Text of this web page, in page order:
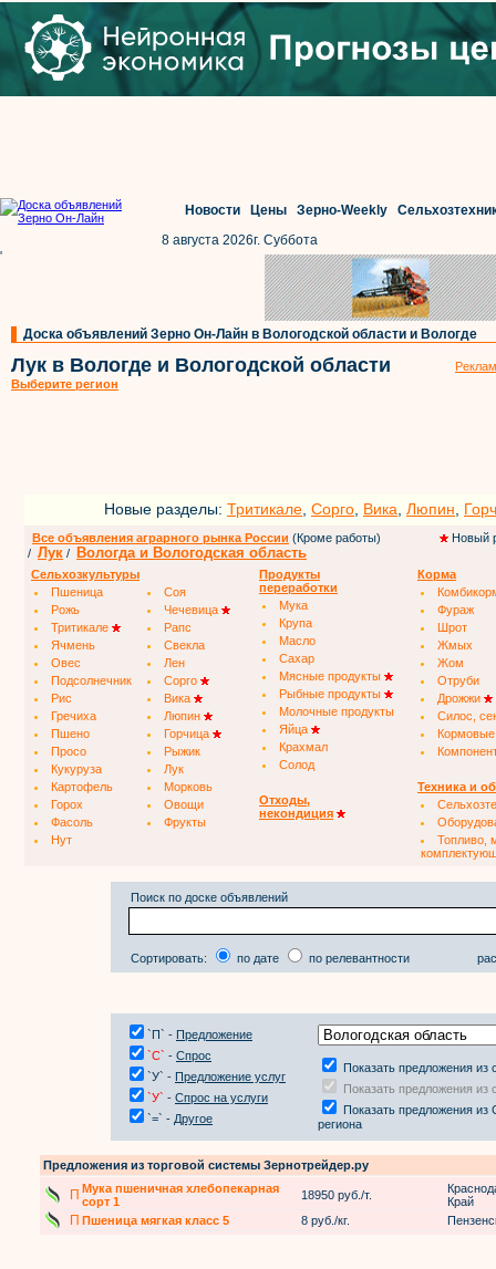
Новости Цены Зерно-Weekly
8 августа 2026г. Суббота
'
Доска объявлений Зерно Он-Лайн в Вологодской области и Вологде
Лук в Вологде и Вологодской области
Выберите регион
Новые разделы: Тритикале Сорго Вика Люпин
Все объявления аграрного рынка России (Кроме работы)
Новый
/ Лук / Вологда и Вологодская область
Сельхозкультуры
Пшеница
Соя
Рожь
Чечевица
Тритикале
Рапс
Ячмень
Свекла
Овес
Лен
Подсолнечник
Сорго
Рис
Вика
Гречиха
Люпин
Пшено
Горчица
Просо
Рыжик
Кукуруза
Лук
Картофель
Морковь
Горох
Овощи
Фасоль
Фрукты
Нут
Продукты
переработки
Мука
Крупа
Масло
Сахар
Мясные продукты
Рыбные продукты
Молочные продукты
Яйца
Крахмал
Солод
Отходы,
некондиция
Корма
Фураж
Шрот
Жмых
Жом
Отруби
Дрожжи
Силос,
Техника и
Топливо,
Поиск по доске объявлений
Сортировать: по дате по релевантности
`П` - Предложение
`С` - Спрос
`У` - Предложение услуг
`У` - Спрос на услуги
`=` - Другое
Показать предложения из
Показать предложения из
Показать предложения
региона
Предложения из торговой системы Зернотрейдер.ру
П Мука пшеничная хлебопекарная
сорт 1
18950 руб./т.
Край
П Пшеница мягкая класс 5 8 руб./кг.